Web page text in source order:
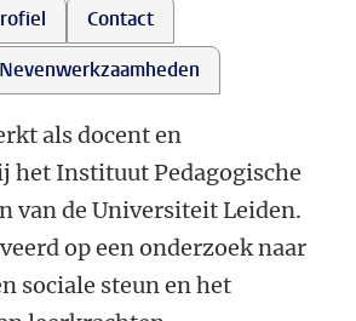
Contact
Nevenwerkzaamheden
als docent en
het Instituut Pedagogische
van de Universiteit Leiden.
op een onderzoek naar
sociale steun en het